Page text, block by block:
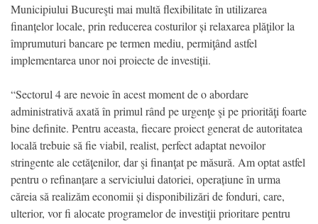
Municipiului Bucureşti mai multă flexibilitate în utilizarea
finanțelor locale, prin reducerea costurilor și relaxarea plăţilor la
împrumuturi bancare pe termen mediu, permiţând astfel
implementarea unor noi proiecte de investiții.
“Sectorul 4 are nevoie în acest moment de o abordare
administrativă axată în primul rând pe urgenţe şi pe priorităţi foarte
bine definite. Pentru aceasta, fiecare proiect generat de autoritatea
locală trebuie să fie viabil, realist, perfect adaptat nevoilor
stringente ale cetăţenilor, dar şi finanţat pe măsură. Am optat astfel
pentru o refinanțare a serviciului datoriei, operațiune în urma
căreia să realizăm economii și disponibilizări de fonduri, care,
ulterior, vor fi alocate programelor de investiţii prioritare pentru